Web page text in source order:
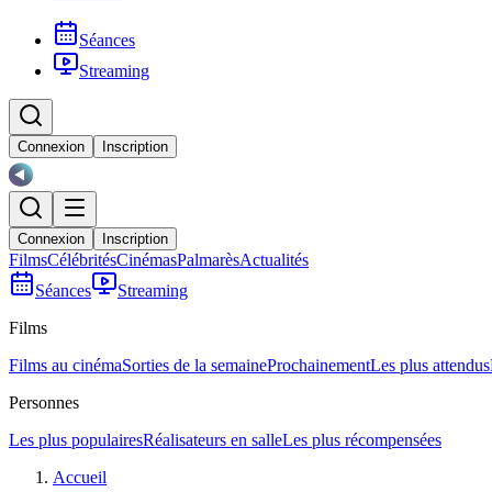
Séances
Streaming
Connexion Inscription
Connexion Inscription
FilmsCélébritésCinémasPalmarèsActualités
Séances
Streaming
Films
Films au cinémaSorties de la semaineProchainementLes plus attendus
Personnes
Les plus populairesRéalisateurs en salleLes plus récompensées
Accueil